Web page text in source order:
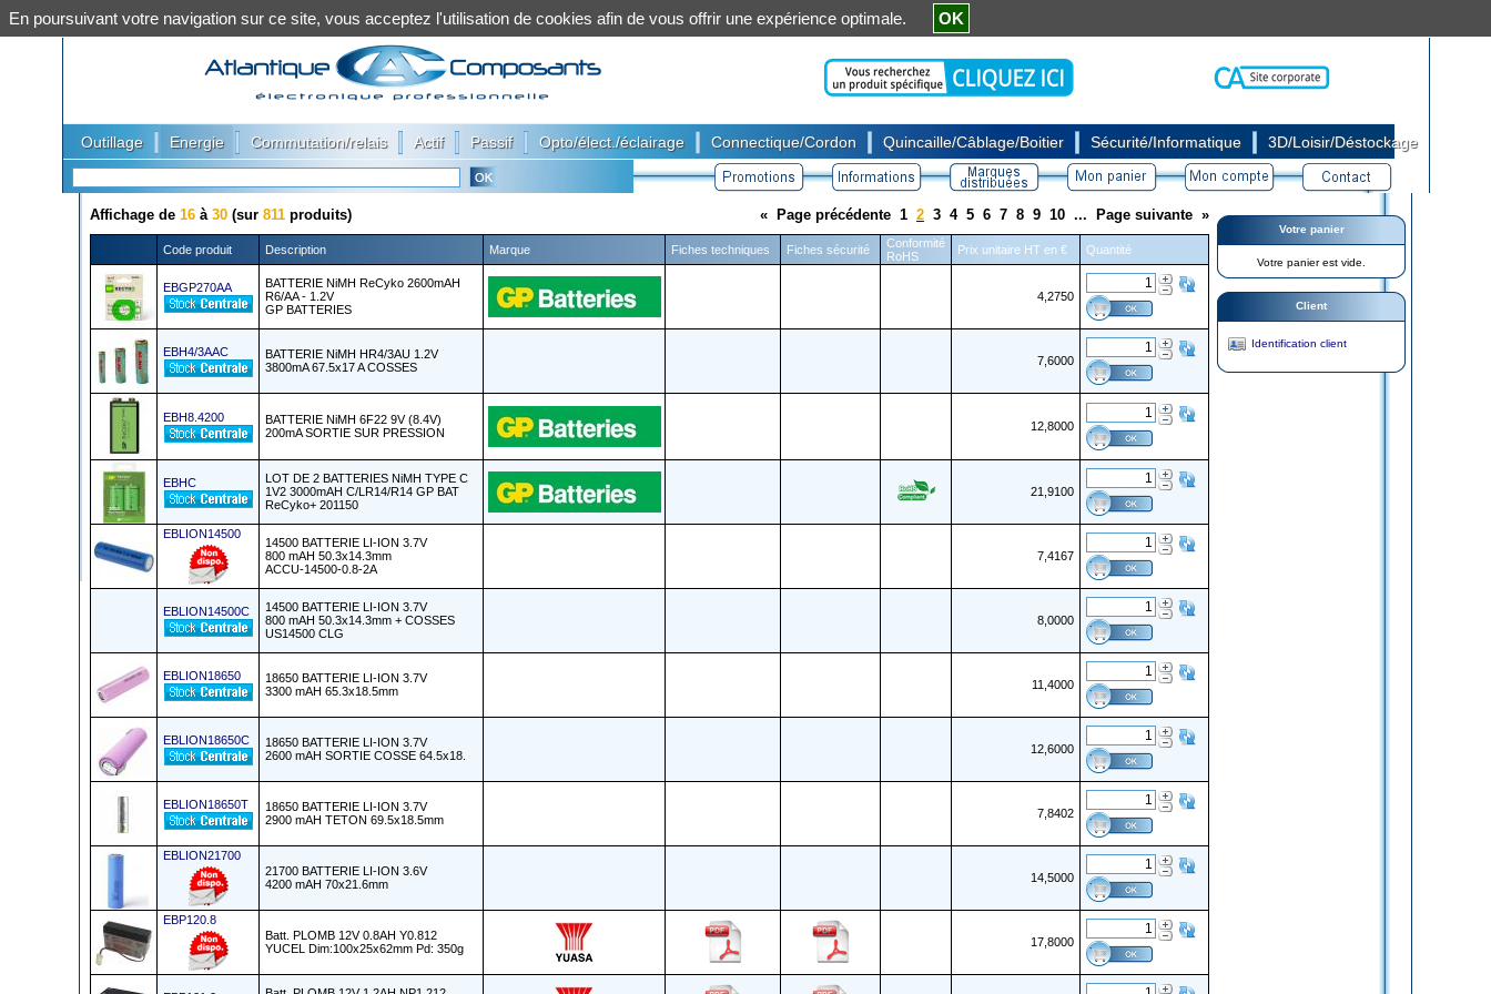
Outillage Energie Commutation/relais Actif Passif Opto/élect./éclairage Connectique/Cordon Quincaille/Câblage/Boitier Sécurité/Informatique 3D/Loisir/Déstockage
Affichage de 16 à 30 (sur 811 produits) « Page précédente 1 2 3 4 5 6 7 8 9 10 ... Page suivante »
Code produit Description Marque Fiches techniques Fiches sécurité
Conformité
RoHS
Prix unitaire HT en € Quantité
EBGP270AA
BATTERIE NiMH ReCyko 2600mAH
R6/AA - 1.2V
GP BATTERIES
4,2750
EBH4/3AAC
BATTERIE NiMH HR4/3AU 1.2V
3800mA 67.5x17 A COSSES
7,6000
EBH8.4200
BATTERIE NiMH 6F22 9V (8.4V)
200mA SORTIE SUR PRESSION
12,8000
EBHC
LOT DE 2 BATTERIES NiMH TYPE C
1V2 3000mAH C/LR14/R14 GP BAT
ReCyko+ 201150
21,9100
EBLION14500
14500 BATTERIE LI-ION 3.7V
800 mAH 50.3x14.3mm
ACCU-14500-0.8-2A
7,4167
EBLION14500C
14500 BATTERIE LI-ION 3.7V
800 mAH 50.3x14.3mm + COSSES
US14500 CLG
8,0000
EBLION18650
18650 BATTERIE LI-ION 3.7V
3300 mAH 65.3x18.5mm
11,4000
EBLION18650C
18650 BATTERIE LI-ION 3.7V
2600 mAH SORTIE COSSE 64.5x18.
12,6000
EBLION18650T
18650 BATTERIE LI-ION 3.7V
2900 mAH TETON 69.5x18.5mm
7,8402
EBLION21700
21700 BATTERIE LI-ION 3.6V
4200 mAH 70x21.6mm
14,5000
EBP120.8
Batt. PLOMB 12V 0.8AH Y0.812
YUCEL Dim:100x25x62mm Pd: 350g
17,8000
Votre panier
Votre panier est vide.
Client
Identification client
En poursuivant votre navigation sur ce site, vous acceptez l'utilisation de cookies afin de vous offrir une expérience optimale. OK